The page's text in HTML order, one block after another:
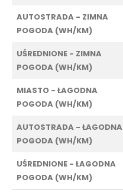
AUTOSTRADA - ZIMNA
POGODA (WH/KM)
UŚREDNIONE - ZIMNA
POGODA (WH/KM)
MIASTO - ŁAGODNA
POGODA (WH/KM)
AUTOSTRADA - ŁAGODNA
POGODA (WH/KM)
UŚREDNIONE - ŁAGODNA
POGODA (WH/KM)